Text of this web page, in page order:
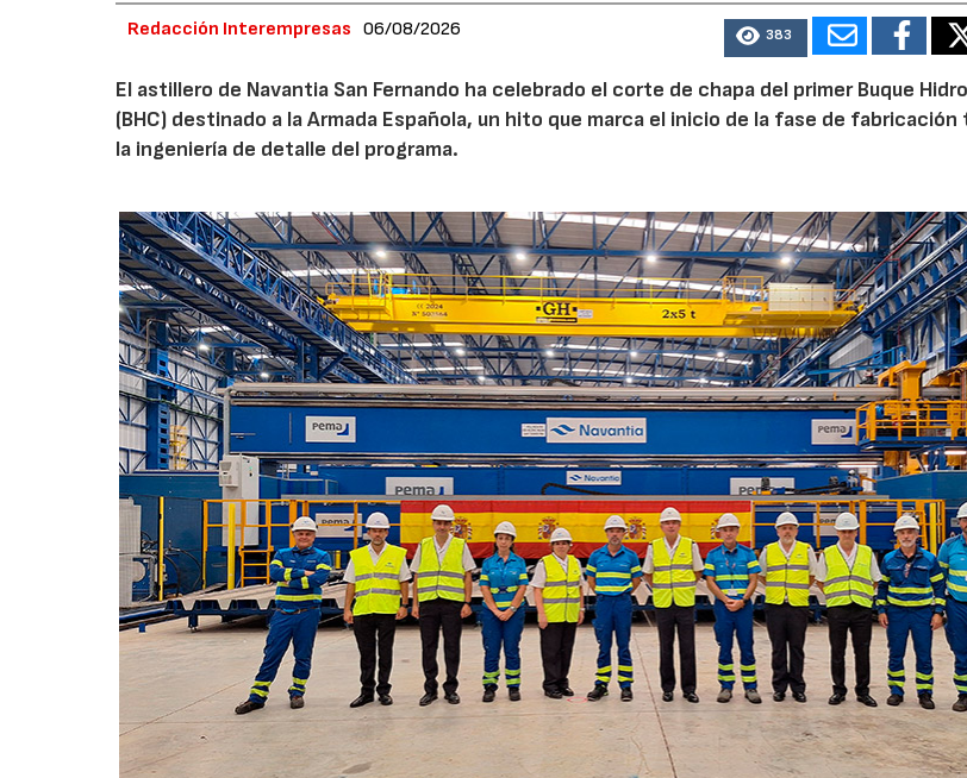
Redacción Interempresas 06/08/2026 383
El astillero de Navantia San Fernando ha celebrado el corte de chapa del primer Buque
(BHC) destinado a la Armada Española, un hito que marca el inicio de la fase de
la ingeniería de detalle del programa.